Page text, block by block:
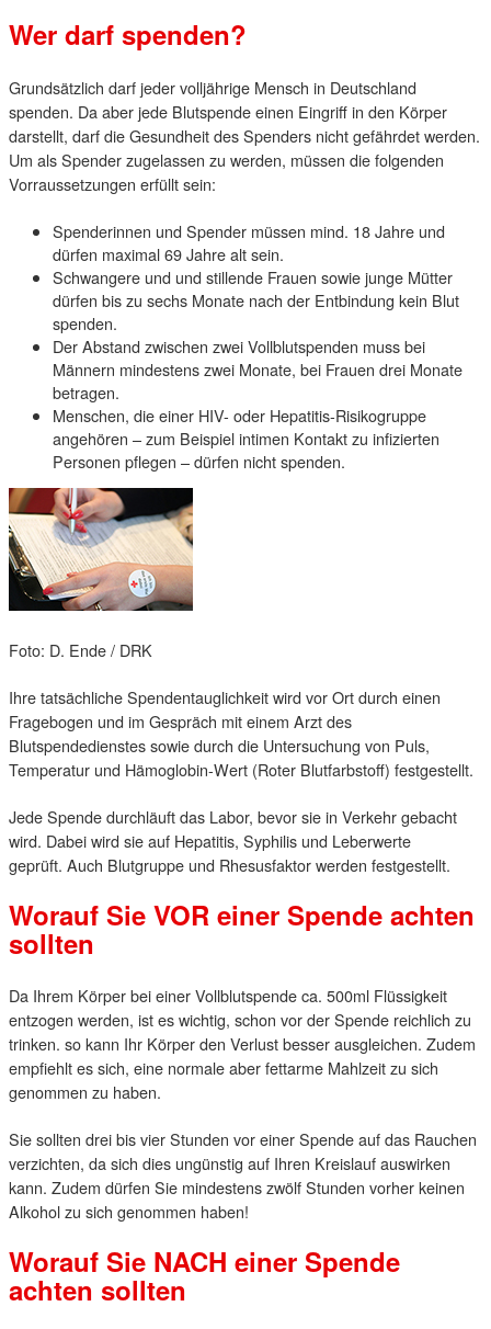
Wer darf spenden?
Grundsätzlich darf jeder volljährige Mensch in Deutschland
spenden. Da aber jede Blutspende einen Eingriff in den Körper
darstellt, darf die Gesundheit des Spenders nicht gefährdet werden.
Um als Spender zugelassen zu werden, müssen die folgenden
Vorraussetzungen erfüllt sein:
Spenderinnen und Spender müssen mind. 18 Jahre und
dürfen maximal 69 Jahre alt sein.
Schwangere und und stillende Frauen sowie junge Mütter
dürfen bis zu sechs Monate nach der Entbindung kein Blut
spenden.
Der Abstand zwischen zwei Vollblutspenden muss bei
Männern mindestens zwei Monate, bei Frauen drei Monate
betragen.
Menschen, die einer HIV- oder Hepatitis-Risikogruppe
angehören – zum Beispiel intimen Kontakt zu infizierten
Personen pflegen – dürfen nicht spenden.
Foto: D. Ende / DRK
Ihre tatsächliche Spendentauglichkeit wird vor Ort durch einen
Fragebogen und im Gespräch mit einem Arzt des
Blutspendedienstes sowie durch die Untersuchung von Puls,
Temperatur und Hämoglobin-Wert (Roter Blutfarbstoff) festgestellt.
Jede Spende durchläuft das Labor, bevor sie in Verkehr gebacht
wird. Dabei wird sie auf Hepatitis, Syphilis und Leberwerte
geprüft. Auch Blutgruppe und Rhesusfaktor werden festgestellt.
Worauf Sie VOR einer Spende achten
sollten
Da Ihrem Körper bei einer Vollblutspende ca. 500ml Flüssigkeit
entzogen werden, ist es wichtig, schon vor der Spende reichlich zu
trinken. so kann Ihr Körper den Verlust besser ausgleichen. Zudem
empfiehlt es sich, eine normale aber fettarme Mahlzeit zu sich
genommen zu haben.
Sie sollten drei bis vier Stunden vor einer Spende auf das Rauchen
verzichten, da sich dies ungünstig auf Ihren Kreislauf auswirken
kann. Zudem dürfen Sie mindestens zwölf Stunden vorher keinen
Alkohol zu sich genommen haben!
Worauf Sie NACH einer Spende
achten sollten